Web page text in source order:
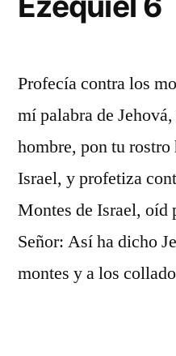
Profecía contra los
mí palabra de
hombre, pon tu rostro
Israel, y profetiza
Montes de Israel, oíd
Señor: Así ha dicho
montes y a los